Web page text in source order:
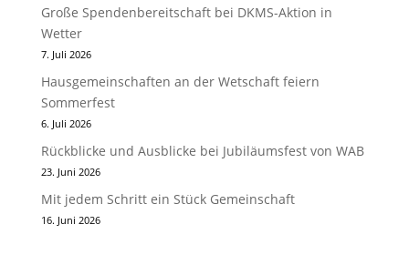
Große Spendenbereitschaft bei DKMS-Aktion in
Wetter
7. Juli 2026
Hausgemeinschaften an der Wetschaft feiern
Sommerfest
6. Juli 2026
Rückblicke und Ausblicke bei Jubiläumsfest von WAB
23. Juni 2026
Mit jedem Schritt ein Stück Gemeinschaft
16. Juni 2026